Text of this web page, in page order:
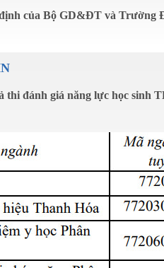
của Bộ GD&ĐT và Trường
thi đánh giá năng lực học sinh